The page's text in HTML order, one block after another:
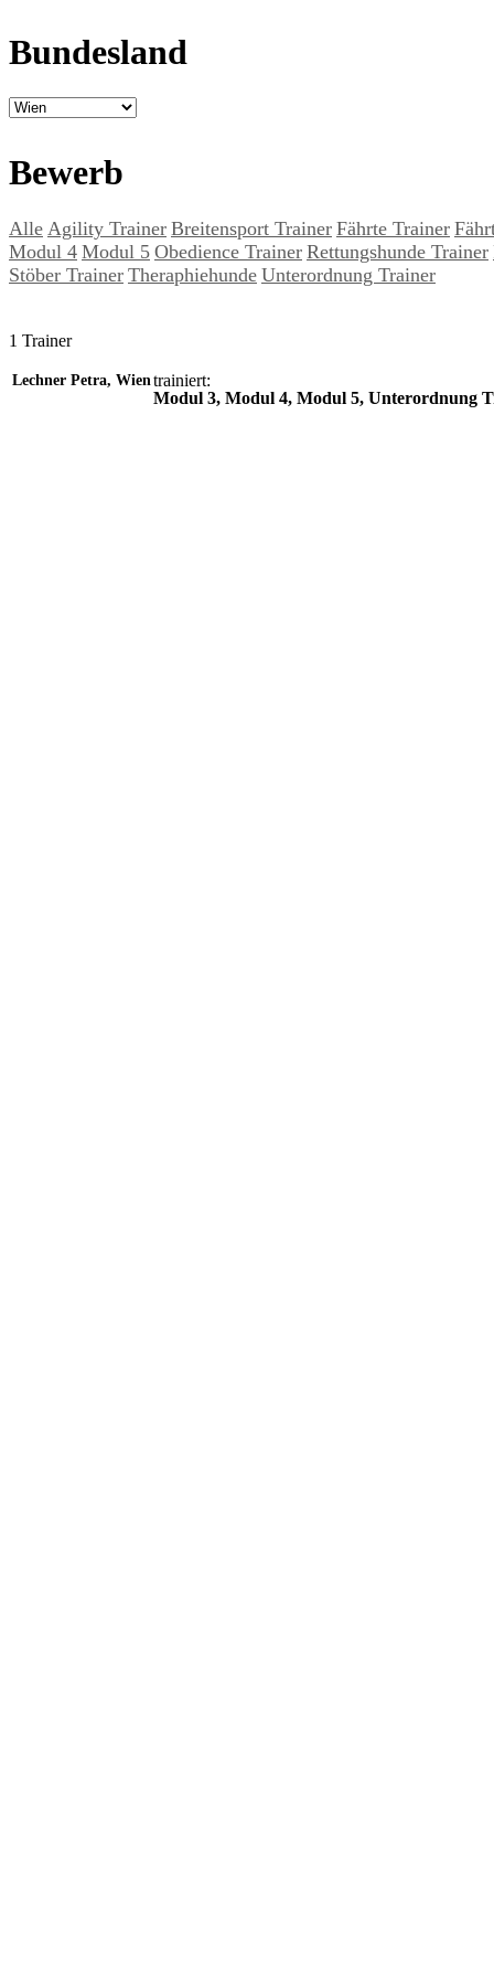
Bundesland
Bewerb
Alle Agility Trainer Breitensport Trainer Fährte Trainer
Modul 4 Modul 5 Obedience Trainer Rettungshunde Trainer
Stöber Trainer Theraphiehunde Unterordnung Trainer
1 Trainer
Lechner Petra, Wien trainiert:
Modul 3, Modul 4, Modul 5, Unterordnung